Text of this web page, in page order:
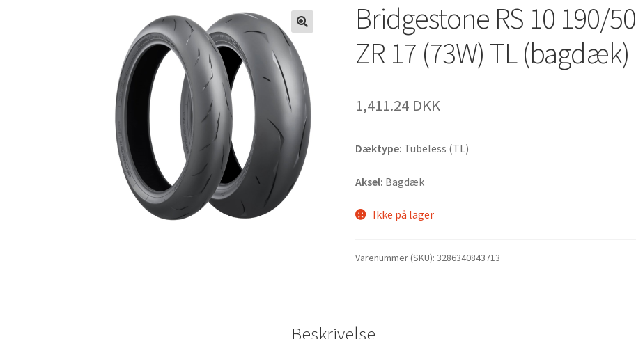
Bridgestone RS 10 190/50
ZR 17 (73W) TL (bagdæk)
1,411.24 DKK
Dæktype: Tubeless (TL)
Aksel: Bagdæk
Ikke på lager
Varenummer (SKU):3286340843713
Beskrivelse